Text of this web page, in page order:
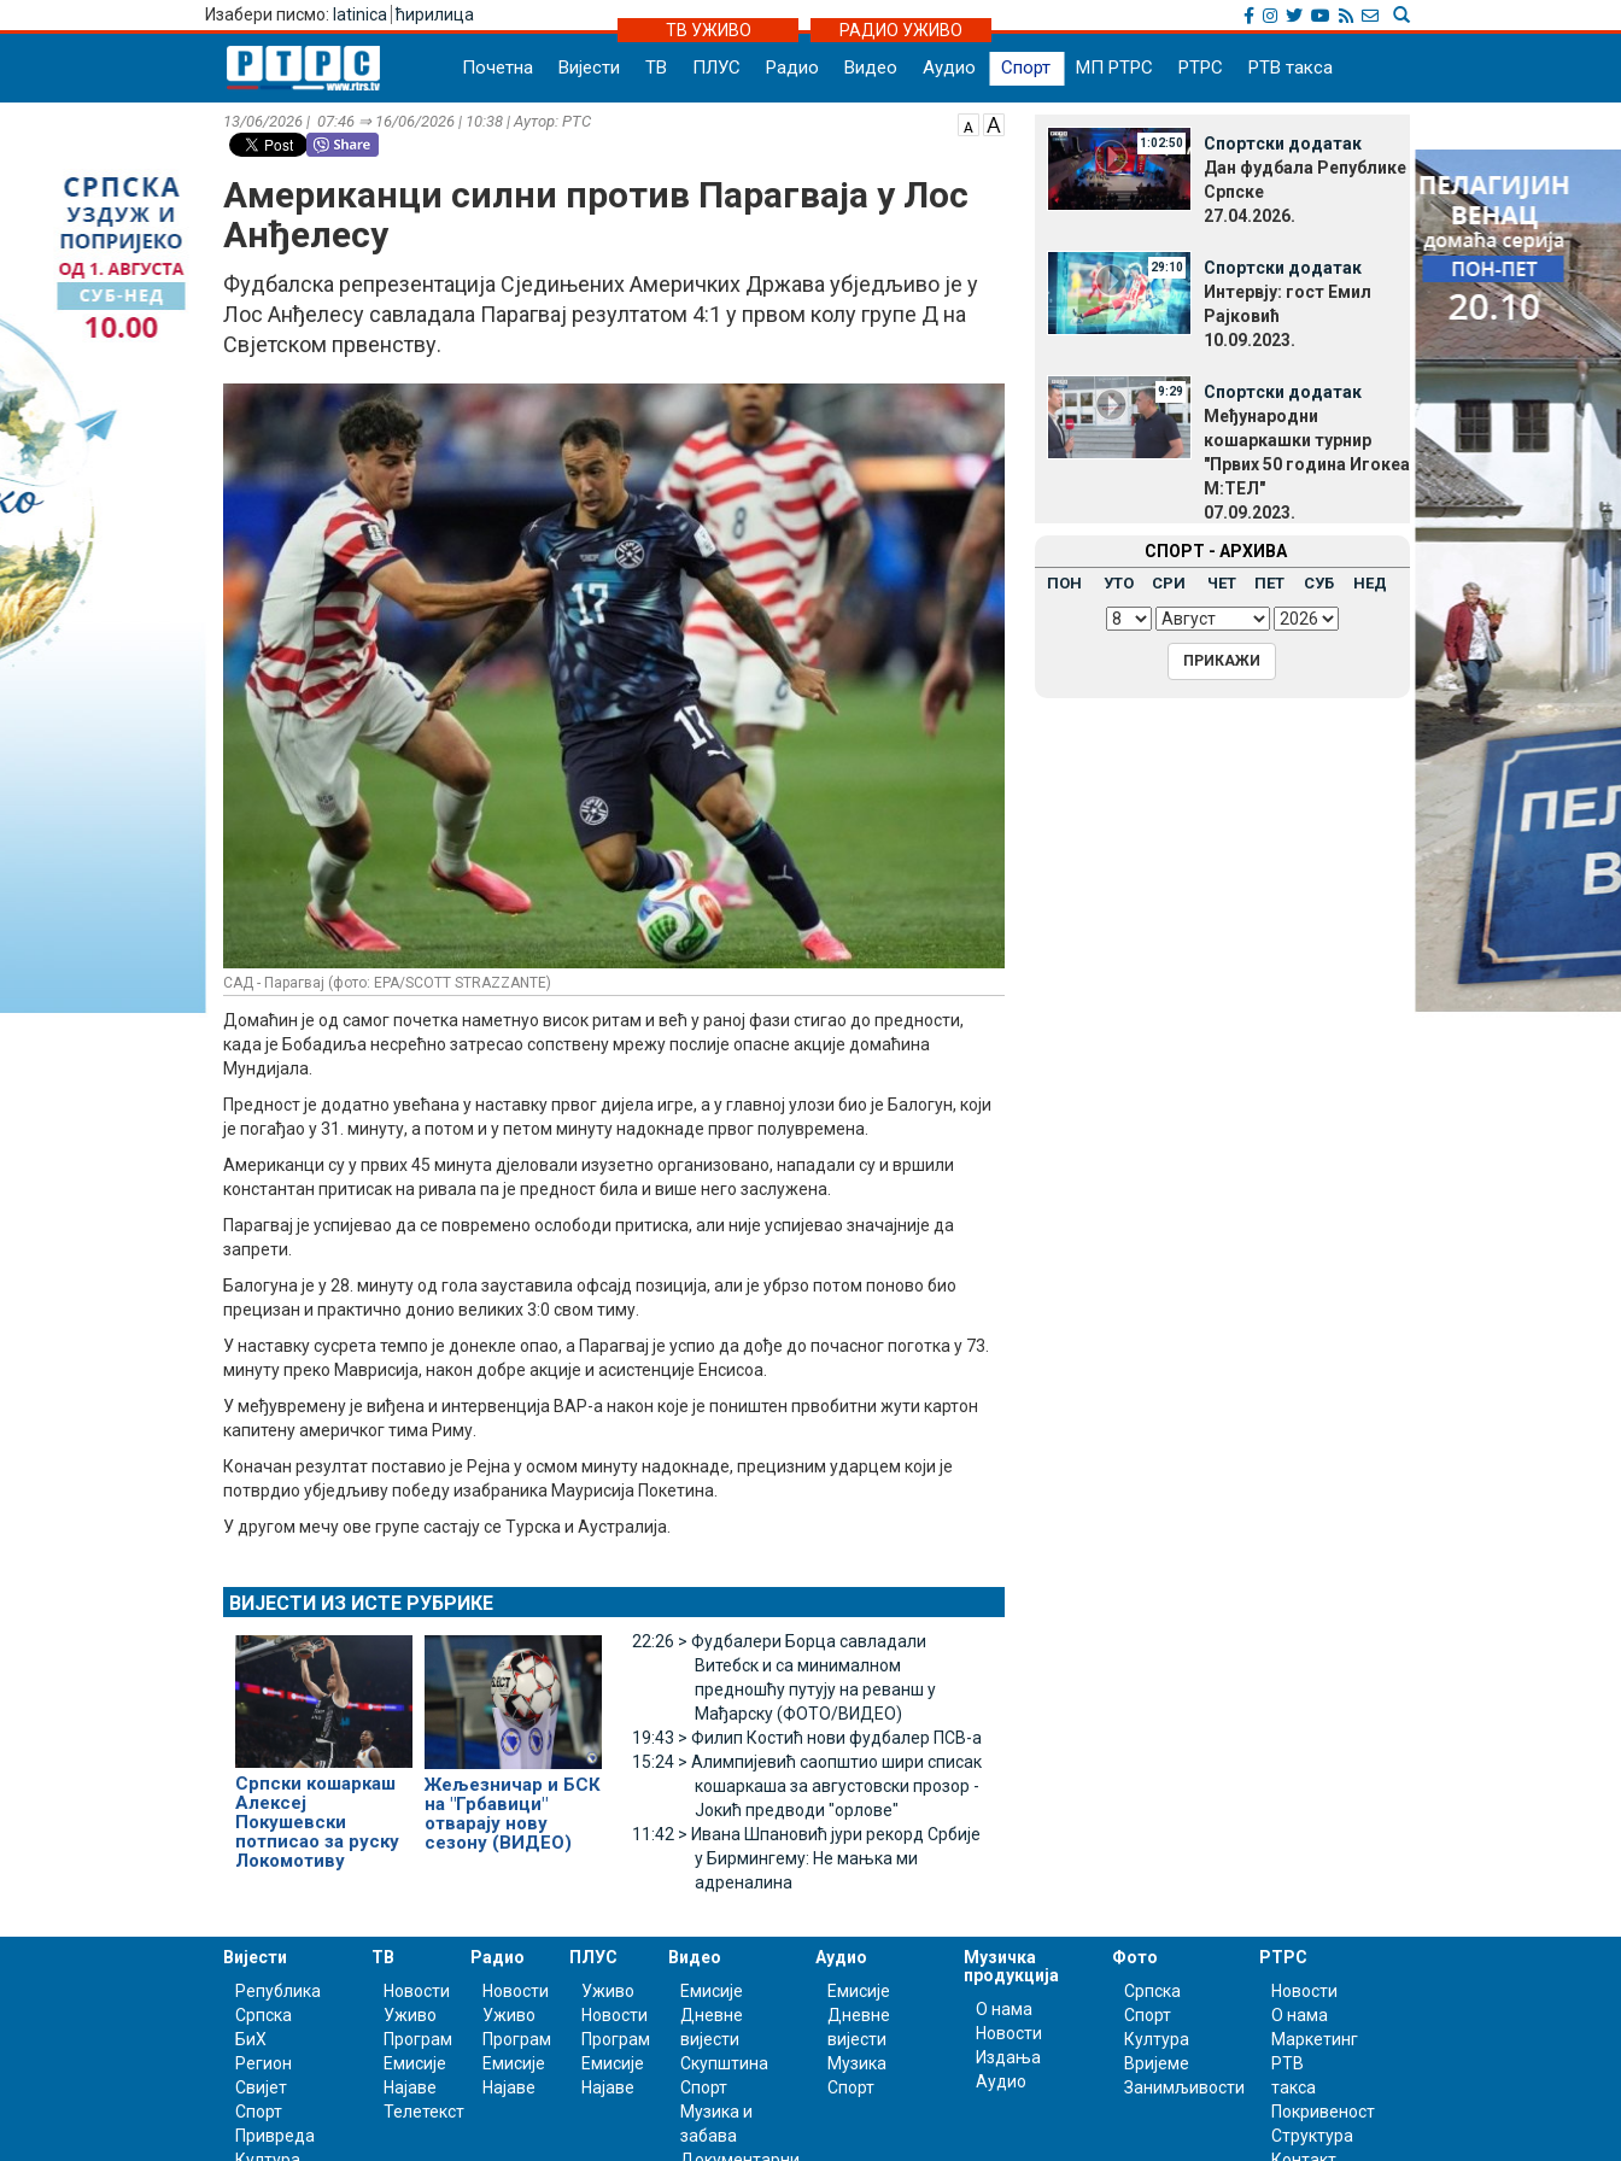
Изабери писмо: latinica ћирилица
ТВ УЖИВО
РАДИО УЖИВО
Почетна Вијести ТВ ПЛУС Радио Видео Аудио Спорт МП РТРС РТРС РТВ такса
13/06/2026 | 07:46 ⇒ 16/06/2026 | 10:38 | Аутор: РТС
Американци силни против Парагваја у Лос
Анђелесу
Фудбалска репрезентација Сједињених Америчких Држава убједљиво је у
Лос Анђелесу савладала Парагвај резултатом 4:1 у првом колу групе Д на
Свјетском првенству.
САД - Парагвај (фото: EPA/SCOTT STRAZZANTE)
Домаћин је од самог почетка наметнуо висок ритам и већ у раној фази стигао до предности,
када је Бобадиља несрећно затресао сопствену мрежу послије опасне акције домаћина
Мундијала.
Предност је додатно увећана у наставку првог дијела игре, а у главној улози био је Балогун, који
је погађао у 31. минуту, а потом и у петом минуту надокнаде првог полувремена.
Американци су у првих 45 минута дјеловали изузетно организовано, нападали су и вршили
константан притисак на ривала па је предност била и више него заслужена.
Парагвај је успијевао да се повремено ослободи притиска, али није успијевао значајније да
запрети.
Балогуна је у 28. минуту од гола зауставила офсајд позиција, али је убрзо потом поново био
прецизан и практично донио великих 3:0 свом тиму.
У наставку сусрета темпо је донекле опао, а Парагвај је успио да дође до почасног поготка у 73.
минуту преко Маврисија, након добре акције и асистенције Енсисоа.
У међувремену је виђена и интервенција ВАР-а након које је поништен првобитни жути картон
капитену америчког тима Риму.
Коначан резултат поставио је Рејна у осмом минуту надокнаде, прецизним ударцем који је
потврдио убједљиву победу изабраника Маурисија Покетина.
У другом мечу ове групе састају се Турска и Аустралија.
ВИЈЕСТИ ИЗ ИСТЕ РУБРИКЕ
Српски кошаркаш
Алексеј
Покушевски
потписао за руску
Локомотиву
Жељезничар и БСК
на "Грбавици"
отварају нову
сезону (ВИДЕО)
22:26 > Фудбалери Борца савладали
Витебск и са минималном
предношћу путују на реванш у
Мађарску (ФОТО/ВИДЕО)
19:43 > Филип Костић нови фудбалер ПСВ-а
15:24 > Алимпијевић саопштио шири списак
кошаркаша за августовски прозор -
Јокић предводи "орлове"
11:42 > Ивана Шпановић јури рекорд Србије
у Бирмингему: Не мањка ми
адреналина
1:02:50
Спортски додатак
Дан фудбала Републике
Српске
27.04.2026.
29:10
Спортски додатак
Интервју: гост Емил
Рајковић
10.09.2023.
9:29
Спортски додатак
Међународни
кошаркашки турнир
"Првих 50 година Игокеа
М:ТЕЛ"
07.09.2023.
СПОРТ - АРХИВА
ПОН УТО СРИ ЧЕТ ПЕТ СУБ НЕД
Вијести
Република
Српска
БиХ
Регион
Свијет
Спорт
Привреда
ТВ
Новости
Уживо
Програм
Емисије
Најаве
Телетекст
Радио
Новости
Уживо
Програм
Емисије
Најаве
ПЛУС
Уживо
Новости
Програм
Емисије
Најаве
Видео
Емисије
Дневне
вијести
Скупштина
Спорт
Музика и
забава
Аудио
Емисије
Дневне
вијести
Музика
Спорт
Музичка
продукција
О нама
Новости
Издања
Аудио
Фото
Српска
Спорт
Култура
Вријеме
Занимљивости
РТРС
Новости
О нама
Маркетинг
РТВ
такса
Покривеност
Структура